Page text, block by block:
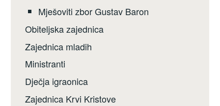
Mješoviti zbor Gustav Baron
Obiteljska zajednica
Zajednica mladih
Ministranti
Dječja igraonica
Zajednica Krvi Kristove